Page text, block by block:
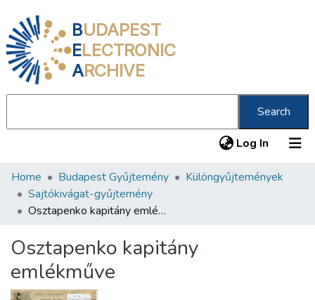
BUDAPEST
ELECTRONIC
ARCHIVE
Search
Log In (current)
Communities & Collections
All of DSpace
About us
Home Budapest Gyűjtemény
Különgyűjtemények
Sajtókivágat-gyűjtemény
Osztapenko kapitány emlékműve
Osztapenko kapitány
emlékműve